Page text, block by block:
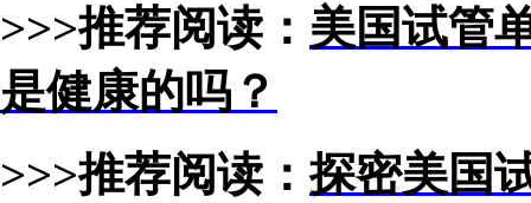
>>>推荐阅读： 美国试管
是健康的吗？
>>>推荐阅读：探密美国